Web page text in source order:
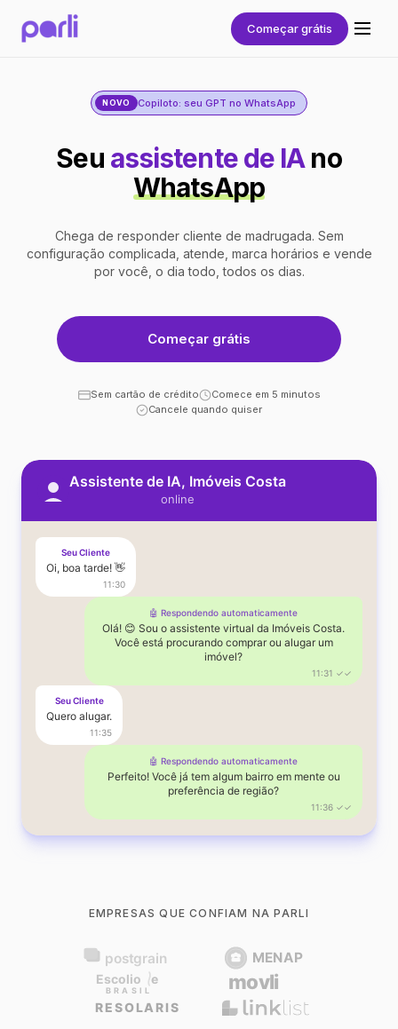
Começar grátis
NOVO Copiloto: seu GPT no WhatsApp
Seu assistente de IAno
WhatsApp
Chega de responder cliente de madrugada. Sem
configuração complicada, atende, marca horários e vende
por você, o dia todo, todos os dias.
Começar grátis
Sem cartão de crédito
Comece em 5 minutos
Cancele quando quiser
Assistente de IA, Imóveis Costa
online
Seu Cliente
Oi, boa tarde! 👋
11:30
🤖 Respondendo automaticamente
Olá! 😊 Sou o assistente virtual da Imóveis Costa.
Você está procurando comprar ou alugar um
imóvel?
11:31 ✓✓
Seu Cliente
Quero alugar.
11:35
🤖 Respondendo automaticamente
Perfeito! Você já tem algum bairro em mente ou
preferência de região?
11:36 ✓✓
EMPRESAS QUE CONFIAM NA PARLI